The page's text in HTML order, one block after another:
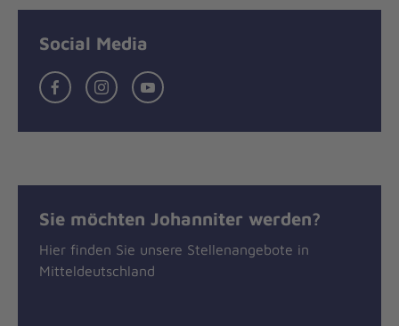
Social Media
FacebookInstagramyoutube
Sie möchten Johanniter werden?
Hier finden Sie unsere Stellenangebote in
Mitteldeutschland